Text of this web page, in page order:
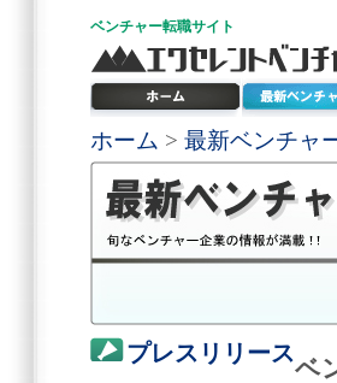
ベンチャー転職サイト
ホーム > 最新ベンチャ
プレスリリース
ベ